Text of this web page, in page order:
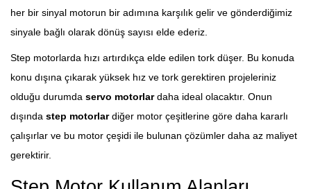
her bir sinyal motorun bir adımına karşılık gelir ve gönderdiğimiz
sinyale bağlı olarak dönüş sayısı elde ederiz.
Step motorlarda hızı artırdıkça elde edilen tork düşer. Bu konuda
konu dışına çıkarak yüksek hız ve tork gerektiren projeleriniz
olduğu durumda servo motorlardaha ideal olacaktır. Onun
dışında step motorlardiğer motor çeşitlerine göre daha kararlı
çalışırlar ve bu motor çeşidi ile bulunan çözümler daha az maliyet
gerektirir.